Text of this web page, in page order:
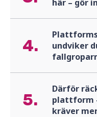
här – gör
4.
undviker
5.
Därför
plattform
kräver